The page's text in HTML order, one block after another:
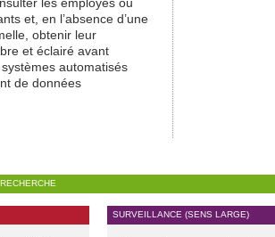
et, en l’absence d’une
obtenir leur
et éclairé avant
automatisés
de données
SURVEILLANCE (SENS LARGE)